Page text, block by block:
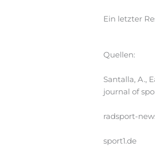
Ein letzter
Quellen:
Santalla, A.,
journal of
radsport-
sport1.de